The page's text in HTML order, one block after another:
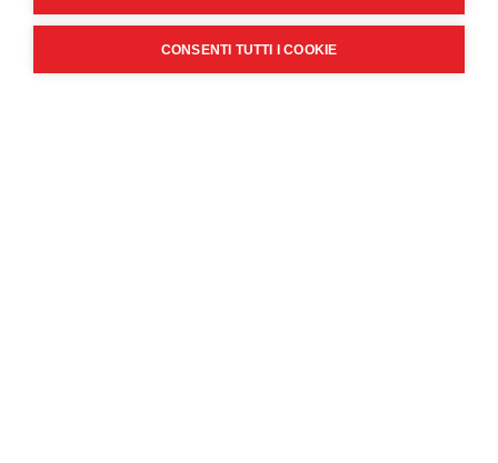
CONSENTI TUTTI I COOKIE